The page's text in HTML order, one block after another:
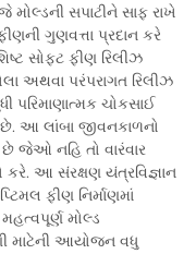
સપાટીને સાફ રાખે
ગુણવત્તા પ્રદાન કરે
સોફ્ટ ફીણ રિલીઝ
અથવા પરંપરાગત રિલીઝ
પરિમાણાત્મક ચોકસાઈ
છે. આ લાંબા જીવનકાળનો
છે જેઓ નહિ તો વારંવાર
કરે. આ સંરક્ષણ યંત્રવિજ્ઞાન
ફીણ નિર્માણમાં
મોલ્ડ
માટેની આયોજન વધુ